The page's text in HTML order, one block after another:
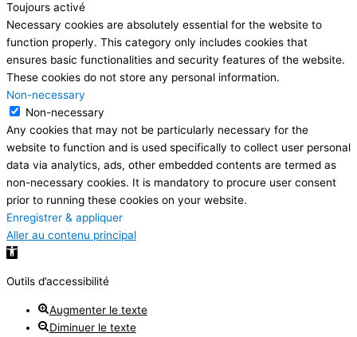
Toujours activé
Necessary cookies are absolutely essential for the website to
function properly. This category only includes cookies that
ensures basic functionalities and security features of the website.
These cookies do not store any personal information.
Non-necessary
Non-necessary
Any cookies that may not be particularly necessary for the
website to function and is used specifically to collect user personal
data via analytics, ads, other embedded contents are termed as
non-necessary cookies. It is mandatory to procure user consent
prior to running these cookies on your website.
Enregistrer & appliquer
Aller au contenu principal
Ouvrir la barre d’outils
Outils d’accessibilité
Augmenter le texte
Diminuer le texte